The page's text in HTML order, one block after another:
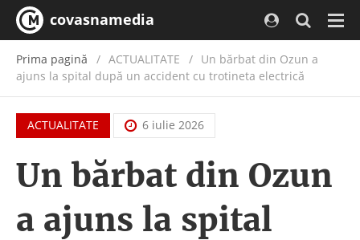
covasnamedia
Prima pagină ACTUALITATE / Un bărbat din Ozun a
ajuns la spital după un accident cu trotineta electrică
ACTUALITATE 6 iulie 2026
Un bărbat din Ozun
a ajuns la spital